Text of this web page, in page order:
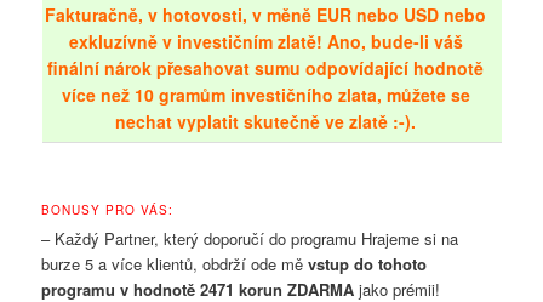
Fakturačně, v hotovosti, v měně EUR nebo USD nebo
exkluzívně v investičním zlatě! Ano, bude-li váš
finální nárok přesahovat sumu odpovídající hodnotě
více než 10 gramům investičního zlata, můžete se
nechat vyplatit skutečně ve zlatě :-).
BONUSY PRO VÁS:
– Každý Partner, který doporučí do programu Hrajeme si na
burze 5 a více klientů, obdrží ode měvstup do tohoto
programu v hodnotě 2471 korun ZDARMA jako prémii!